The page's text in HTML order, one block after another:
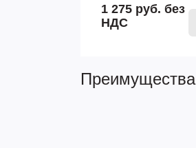
1 275 руб. без
НДС
Преимущества